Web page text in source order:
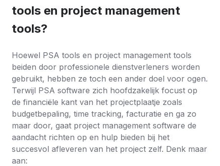
tools en project management
tools?
Hoewel PSA tools en project management tools
beiden door professionele dienstverleners worden
gebruikt, hebben ze toch een ander doel voor ogen.
Terwijl PSA software zich hoofdzakelijk focust op
de financiële kant van het projectplaatje zoals
budgetbepaling, time tracking, facturatie en ga zo
maar door, gaat project management software de
aandacht richten op en hulp bieden bij het
succesvol afleveren van het project zelf. Denk maar
aan: